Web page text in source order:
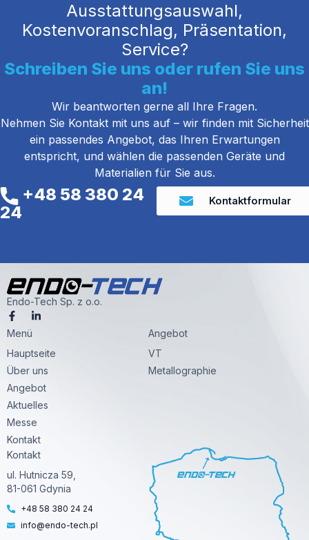
Ausstattungsauswahl,
Kostenvoranschlag, Präsentation,
Service?
Schreiben Sie uns oder rufen Sie uns
an!
Wir beantworten gerne all Ihre Fragen.
Nehmen Sie Kontakt mit uns auf – wir finden mit Sicherheit
ein passendes Angebot, das Ihren Erwartungen
entspricht, und wählen die passenden Geräte und
Materialien für Sie aus.
+48 58 380 24
24
Kontaktformular
Endo-Tech Sp. z o.o.
F
a
c
b
o
o
k
-
f
L
i
e
i
n
-
i
Menü
Hauptseite
Über uns
Angebot
Aktuelles
Messe
Kontakt
Angebot
VT
Metallographie
Kontakt
ul. Hutnicza 59,
81-061 Gdynia
+48 58 380 24 24
info@endo-tech.pl